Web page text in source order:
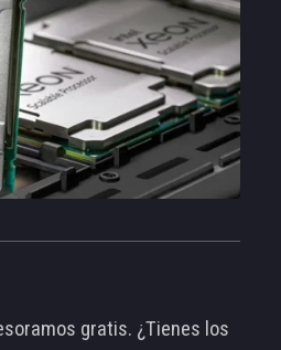
gratis. ¿Tienes los